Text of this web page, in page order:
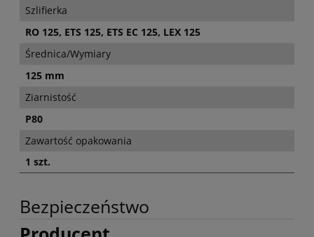
Szlifierka
RO 125, ETS 125, ETS EC 125, LEX 125
Średnica/Wymiary
125 mm
Ziarnistość
P80
Zawartość opakowania
1 szt.
Bezpieczeństwo